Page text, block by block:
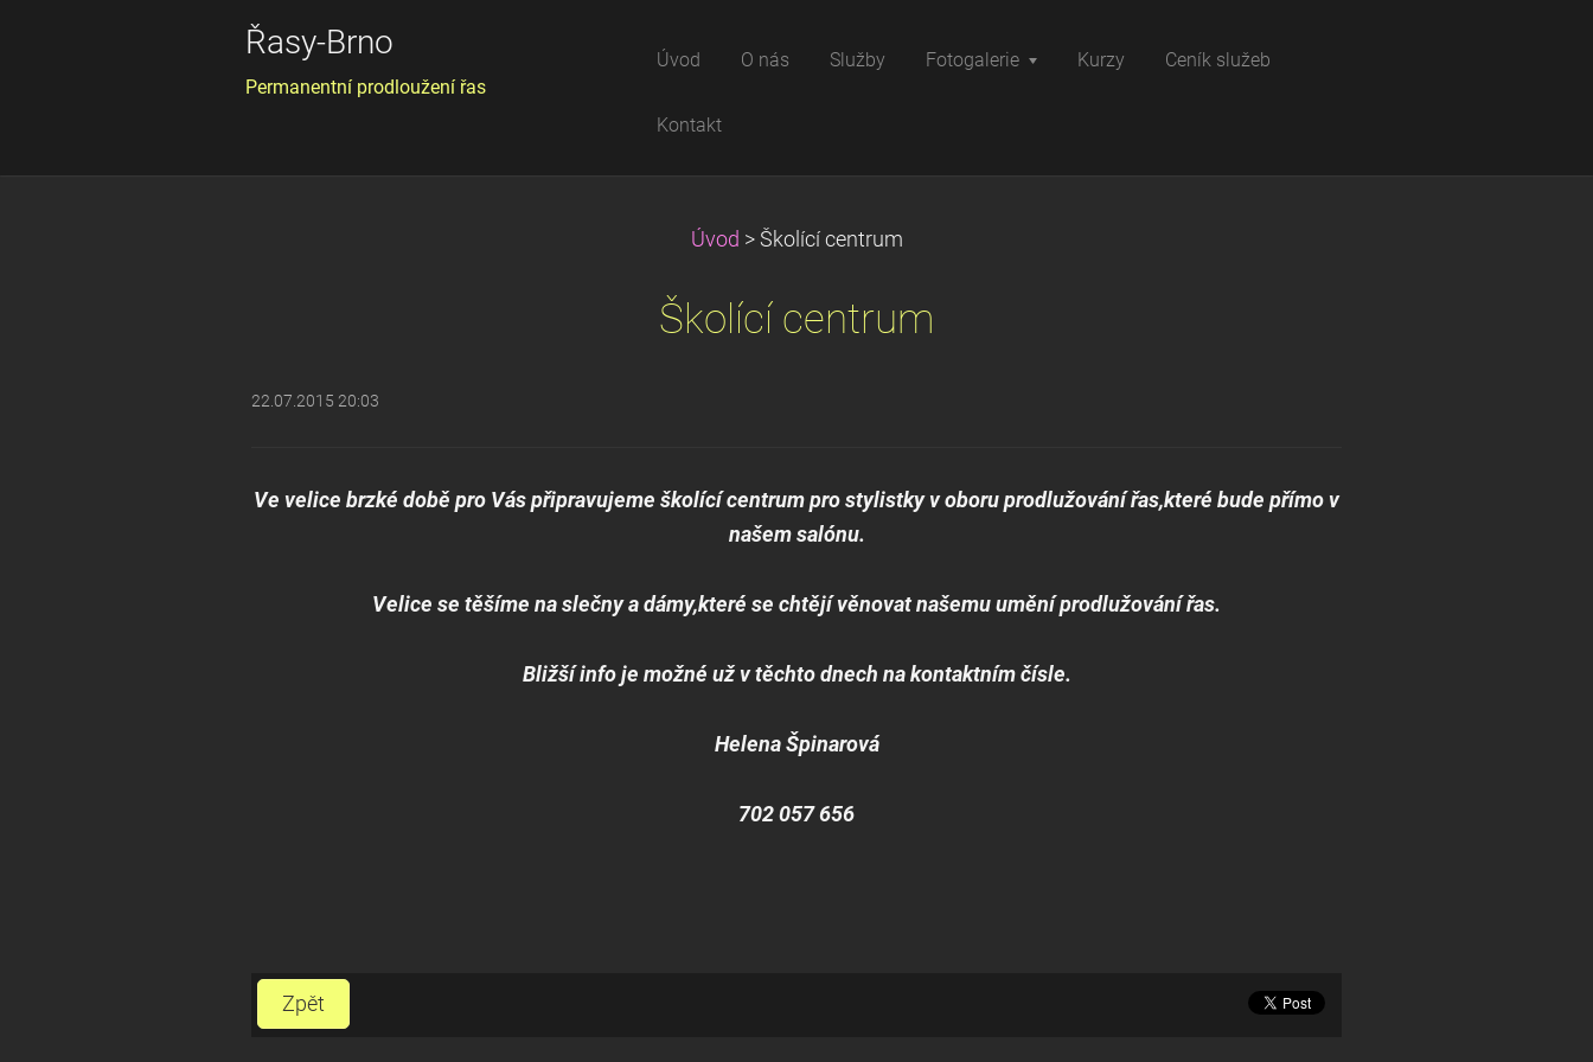
Řasy-Brno
Permanentní prodloužení řas
Úvod O nás Služby Fotogalerie Kurzy Ceník služeb
Kontakt
Úvod > Školící centrum
Školící centrum
22.07.2015 20:03
Ve velice brzké době pro Vás připravujeme školící centrum pro stylistky v oboru prodlužování řas,které bude přímo v
našem salónu.
Velice se těšíme na slečny a dámy,které se chtějí věnovat našemu umění prodlužování řas.
Bližší info je možné už v těchto dnech na kontaktním čísle.
Helena Špinarová
702 057 656
Zpět